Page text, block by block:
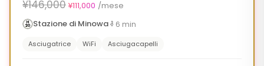
¥146,000 ¥111,000 /mese
Stazione di Minowa
6 min
Asciugatrice WiFi Asciugacapelli